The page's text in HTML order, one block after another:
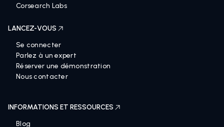
Corsearch Labs
LANCEZ-VOUS
Se connecter
Parlez à un expert
Réserver une démonstration
Nous contacter
INFORMATIONS ET RESSOURCES
Blog